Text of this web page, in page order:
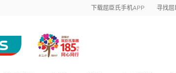
下载屈臣氏手机APP 寻找屈